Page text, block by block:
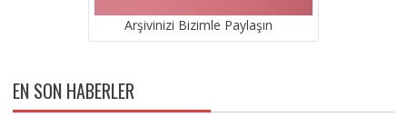
Arşivinizi Bizimle Paylaşın
EN SON HABERLER